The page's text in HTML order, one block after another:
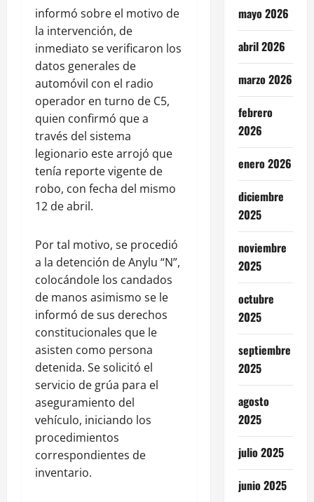
informó sobre el motivo de
la intervención, de
inmediato se verificaron los
datos generales de
automóvil con el radio
operador en turno de C5,
quien confirmó que a
través del sistema
legionario este arrojó que
tenía reporte vigente de
robo, con fecha del mismo
12 de abril.
Por tal motivo, se procedió
a la detención de Anylu “N”,
colocándole los candados
de manos asimismo se le
informó de sus derechos
constitucionales que le
asisten como persona
detenida. Se solicitó el
servicio de grúa para el
aseguramiento del
vehículo, iniciando los
procedimientos
correspondientes de
inventario.
mayo 2026
abril 2026
marzo 2026
febrero
2026
enero 2026
diciembre
2025
noviembre
2025
octubre
2025
septiembre
2025
agosto
2025
julio 2025
junio 2025